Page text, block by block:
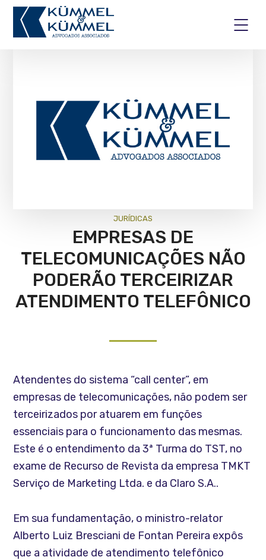
JURÍ­DICAS
EMPRESAS DE
TELECOMUNICAÇÕES NÃO
PODERÃO TERCEIRIZAR
ATENDIMENTO TELEFÔNICO
Atendentes do sistema “call center”, em
empresas de telecomunicações, não podem ser
terceirizados por atuarem em funções
essenciais para o funcionamento das mesmas.
Este é o entendimento da 3ª Turma do TST, no
exame de Recurso de Revista da empresa TMKT
Serviço de Marketing Ltda. e da Claro S.A..
Em sua fundamentação, o ministro-relator
Alberto Luiz Bresciani de Fontan Pereira expôs
que a atividade de atendimento telefônico